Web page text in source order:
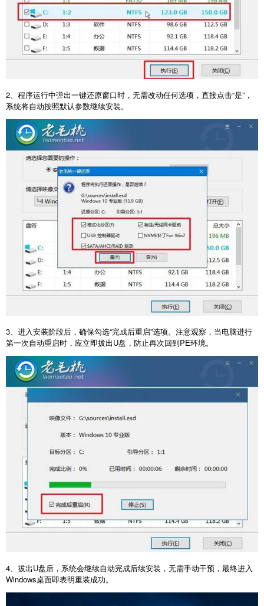
2、程序运行中弹出一键还原窗口时，无需改动任何选项，直接点击“是”，
系统将自动按照默认参数继续安装。
3 、进入安装阶段后，确保勾选“完成后重启”选项。注意观察，当电脑进行
第一次自动重启时，应立即拔出U盘，防止再次回到PE环境。
4、拔出U盘后，系统会继续自动完成后续安装，无需手动干预，最终进入
Windows桌面即表明重装成功。